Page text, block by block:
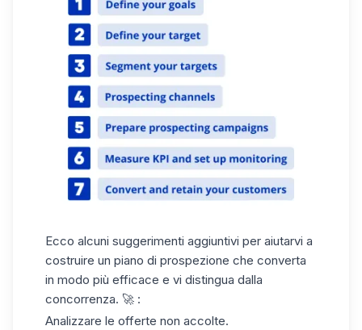
Ecco alcuni suggerimenti aggiuntivi per aiutarvi a
costruire un piano di prospezione che converta
in modo più efficace e vi distingua dalla
concorrenza. 🚀 :
Analizzare le offerte non accolte.